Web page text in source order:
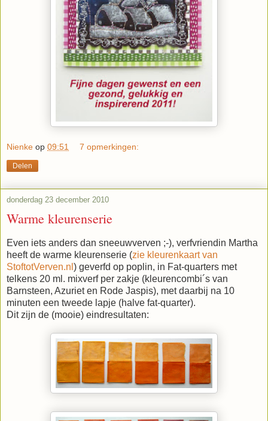
Nienke op 09:51 7 opmerkingen:
Delen
donderdag 23 december 2010
Warme kleurenserie
Even iets anders dan sneeuwverven ;-), verfvriendin Martha
heeft de warme kleurenserie (zie kleurenkaart van
StoftotVerven.nl ) geverfd op poplin, in Fat-quarters met
telkens 20 ml. mixverf per zakje (kleurencombi´s van
Barnsteen, Azuriet en Rode Jaspis), met daarbij na 10
minuten een tweede lapje (halve fat-quarter).
Dit zijn de (mooie) eindresultaten: